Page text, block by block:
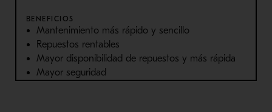
BENEFICIOS
Mantenimiento más rápido y sencillo
Repuestos rentables
Mayor disponibilidad de repuestos y más rápida
Mayor seguridad